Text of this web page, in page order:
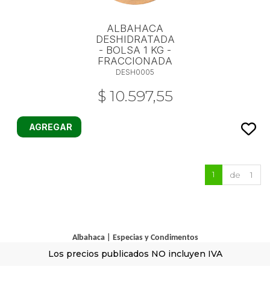
ALBAHACA
DESHIDRATADA
- BOLSA 1 KG -
FRACCIONADA
DESH0005
$ 10.597,55
AGREGAR
1 de 1
Albahaca| Especias y Condimentos
Los precios publicados NO incluyen IVA